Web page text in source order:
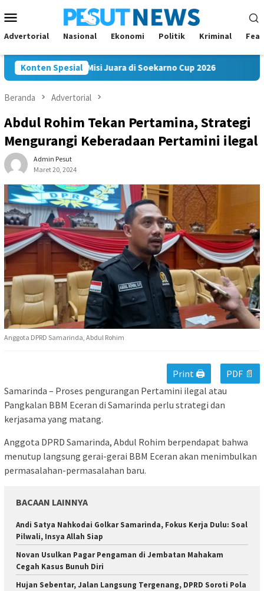
ke
kontenMobile
Advertorial Nasional Ekonomi Politik Kriminal
Konten Spesial
FC Bawa Misi Juara di Soekarno Cup 2026
Beranda Advertorial
Abdul Rohim Tekan Pertamina, Strategi
Mengurangi Keberadaan Pertamini ilegal
Admin Pesut
Maret 20, 2024
Anggota DPRD Samarinda, Abdul Rohim
Print 🖨
PDF 📄
Samarinda – Proses pengurangan Pertamini ilegal atau
Pangkalan BBM Eceran di Samarinda perlu strategi dan
kerjasama yang matang.
Anggota DPRD Samarinda, Abdul Rohim berpendapat bahwa
menutup langsung gerai-gerai BBM Eceran akan menimbulkan
permasalahan-permasalahan baru.
BACAAN LAINNYA
Andi Satya Nahkodai Golkar Samarinda, Fokus Kerja Dulu: Soal
Pilwali, Insya Allah Siap
Novan Usulkan Pagar Pengaman di Jembatan Mahakam
Cegah Kasus Bunuh Diri
Hujan Sebentar, Jalan Langsung Tergenang, DPRD Soroti Pola